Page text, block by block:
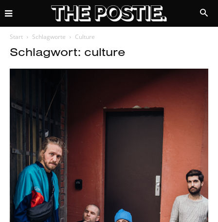
Start Schlagworte Culture
Schlagwort: culture